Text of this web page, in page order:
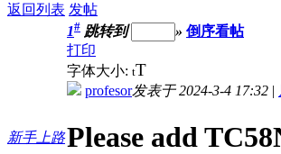
返回列表 发帖
新手上路
1# 跳转到 » 倒序看帖
打印
字体大小: tT
profesor发表于 2024-3-4 17:32 |
Please add